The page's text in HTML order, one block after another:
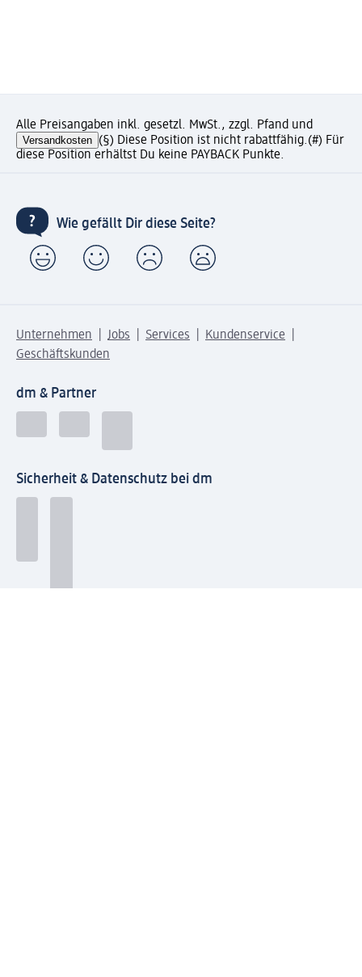
Alle Preisangaben inkl. gesetzl. MwSt., zzgl. Pfand und
Versandkosten (§) Diese Position ist nicht rabattfähig.(#) Für
diese Position erhältst Du keine PAYBACK Punkte.
Wie gefällt Dir diese Seite?
Unternehmen Jobs Services
Kundenservice
Geschäftskunden
dm & Partner
Sicherheit & Datenschutz bei dm